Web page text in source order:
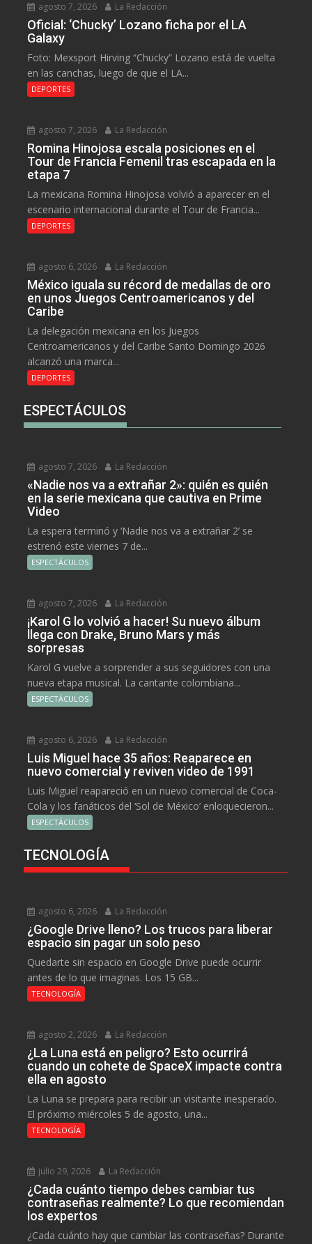
agosto 7, 2026 La Redacción
Oficial: ‘Chucky’ Lozano ficha por el LA
Galaxy
Foto: Mexsport Hirving “Chucky” Lozano está de vuelta
en las canchas, luego de que el LA...
DEPORTES
agosto 7, 2026 La Redacción
Romina Hinojosa escala posiciones en el
Tour de Francia Femenil tras escapada en la
etapa 7
La mexicana Romina Hinojosa volvió a aparecer en el
escenario internacional durante el Tour de Francia...
DEPORTES
agosto 6, 2026 La Redacción
México iguala su récord de medallas de oro
en unos Juegos Centroamericanos y del
Caribe
La delegación mexicana en los Juegos
Centroamericanos y del Caribe Santo Domingo 2026
alcanzó una marca...
DEPORTES
ESPECTÁCULOS
agosto 7, 2026 La Redacción
«Nadie nos va a extrañar 2»: quién es quién
en la serie mexicana que cautiva en Prime
Video
La espera terminó y ‘Nadie nos va a extrañar 2’ se
estrenó este viernes 7 de...
ESPECTÁCULOS
agosto 7, 2026 La Redacción
¡Karol G lo volvió a hacer! Su nuevo álbum
llega con Drake, Bruno Mars y más
sorpresas
Karol G vuelve a sorprender a sus seguidores con una
nueva etapa musical. La cantante colombiana...
ESPECTÁCULOS
agosto 6, 2026 La Redacción
Luis Miguel hace 35 años: Reaparece en
nuevo comercial y reviven video de 1991
Luis Miguel reapareció en un nuevo comercial de Coca-
Cola y los fanáticos del ‘Sol de México’ enloquecieron...
ESPECTÁCULOS
TECNOLOGÍA
agosto 6, 2026 La Redacción
¿Google Drive lleno? Los trucos para liberar
espacio sin pagar un solo peso
Quedarte sin espacio en Google Drive puede ocurrir
antes de lo que imaginas. Los 15 GB...
TECNOLOGÍA
agosto 2, 2026 La Redacción
¿La Luna está en peligro? Esto ocurrirá
cuando un cohete de SpaceX impacte contra
ella en agosto
La Luna se prepara para recibir un visitante inesperado.
El próximo miércoles 5 de agosto, una...
TECNOLOGÍA
julio 29, 2026 La Redacción
¿Cada cuánto tiempo debes cambiar tus
contraseñas realmente? Lo que recomiendan
los expertos
¿Cada cuánto hay que cambiar las contraseñas? Durante